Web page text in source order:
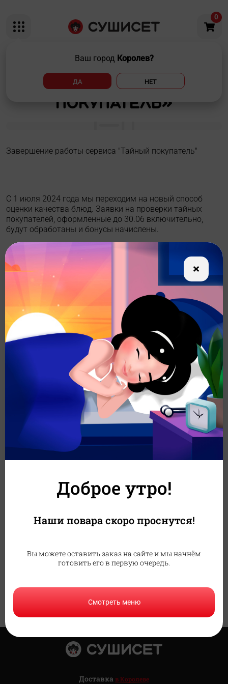
0
Ваш город Королев?
ДА НЕТ
Приостановка работы
сайта «тайный
покупатель»
Завершение работы сервиса "Тайный покупатель"
С 1 июля 2024 года мы переходим на новый способ
оценки качества блюд. Заявки на проверки тайных
покупателей, оформленные до 30.06 включительно,
будут обработаны и бонусы начислены.
Следите за новостями в нашем мобильном приложении
http://onelink.to/4n2x6h
До встречи в новых проверках!
Поделиться
Другие новости
Новый
ресторан в
Красный Луч
СУШИСЕТ расширяет
гостей!
нового
СУШИСЕТ г.
Москва 🚇
Теперь мы есть рядом
23-
04-26Подробнее
Доставка в Королеве
Доброе утро!
Наши повара скоро проснутся!
Вы можете оставить заказ на сайте и мы начнём
готовить его в первую очередь.
Смотреть меню